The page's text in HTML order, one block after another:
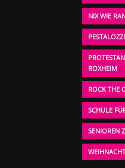
NIX WIE
ROXHEIM
ROCK THE
SCHULE
SENIOREN